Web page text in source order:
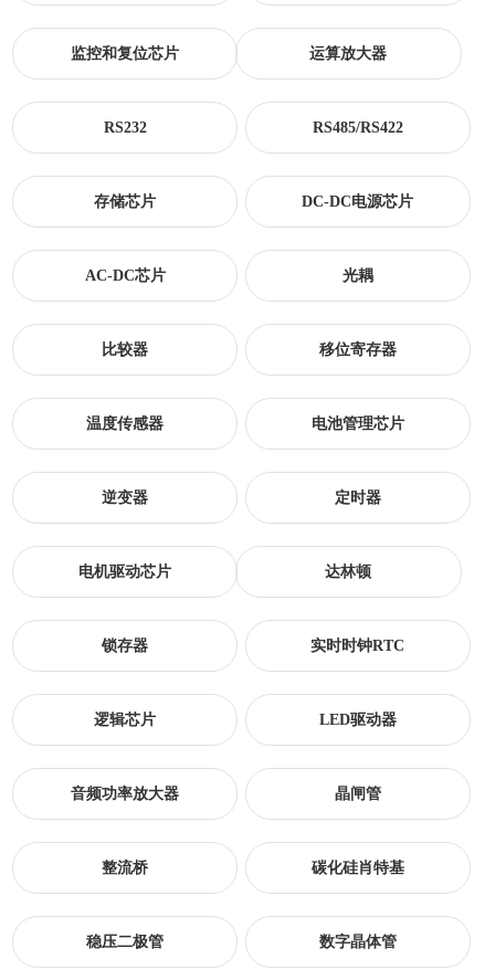
监控和复位芯片 运算放大器
RS232 RS485/RS422
存储芯片 DC-DC电源芯片
AC-DC芯片 光耦
比较器 移位寄存器
温度传感器 电池管理芯片
逆变器 定时器
电机驱动芯片 达林顿
锁存器 实时时钟RTC
逻辑芯片 LED驱动器
音频功率放大器 晶闸管
整流桥 碳化硅肖特基
稳压二极管 数字晶体管